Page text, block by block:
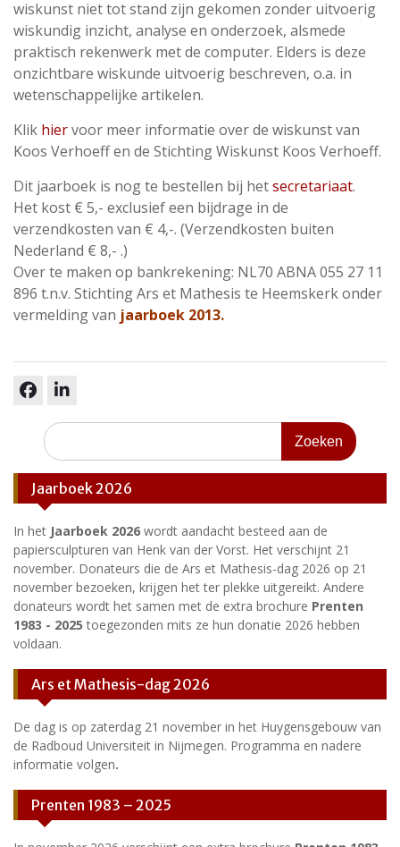
wiskunst niet tot stand zijn gekomen zonder uitvoerig
wiskundig inzicht, analyse en onderzoek, alsmede
praktisch rekenwerk met de computer. Elders is deze
onzichtbare wiskunde uitvoerig beschreven, o.a. in
wetenschappelijke artikelen.
Klik hiervoor meer informatie over de wiskunst van
Koos Verhoeff en de Stichting Wiskunst Koos Verhoeff.
Dit jaarboek is nog te bestellen bij hetsecretariaat.
Het kost € 5,- exclusief een bijdrage in de
verzendkosten van € 4,-. (Verzendkosten buiten
Nederland € 8,- .)
Over te maken op bankrekening: NL70 ABNA 055 27 11
896 t.n.v. Stichting Ars et Mathesis te Heemskerk onder
vermelding van jaarboek 2013.
Zoeken
naar:
Jaarboek 2026
In het Jaarboek 2026 wordt aandacht besteed aan de
papiersculpturen van Henk van der Vorst. Het verschijnt 21
november. Donateurs die de Ars et Mathesis-dag 2026 op 21
november bezoeken, krijgen het ter plekke uitgereikt. Andere
donateurs wordt het samen met de extra brochure Prenten
1983 - 2025 toegezonden mits ze hun donatie 2026 hebben
voldaan.
Ars et Mathesis-dag 2026
De dag is op zaterdag 21 november in het Huygensgebouw van
de Radboud Universiteit in Nijmegen. Programma en nadere
informatie volgen.
Prenten 1983 – 2025